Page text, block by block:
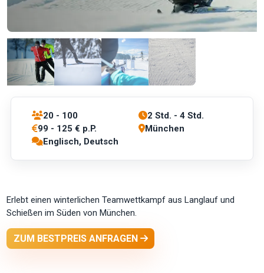
20 - 100
2 Std. - 4 Std.
99 - 125 € p.P.
München
Englisch, Deutsch
Erlebt einen winterlichen Teamwettkampf aus Langlauf und
Schießen im Süden von München.
ZUM BESTPREIS ANFRAGEN